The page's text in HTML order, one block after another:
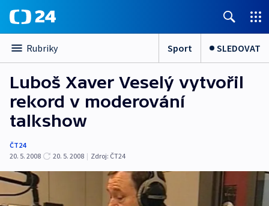
Rubriky Sport SLEDOVAT
Luboš Xaver Veselý vytvořil
rekord v moderování
talkshow
ČT24
20. 5. 2008
20. 5. 2008 | Zdroj: ČT24